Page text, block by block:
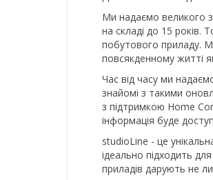
Ми надаємо великого
на складі до 15 років.
побутового приладу.
повсякденному житті
Час від часу ми
знайомі з такими
з підтримкою Home
інформація буде
studioLine - це
ідеально підходить
приладів дарують не